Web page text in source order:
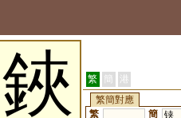
鋏 繁 簡 港
繁簡對應
繁
簡 铗